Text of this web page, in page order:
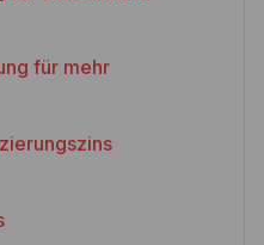
für mehr